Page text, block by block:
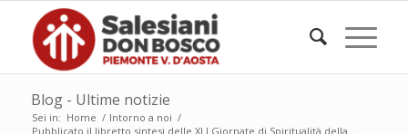
Blog - Ultime notizie
Sei in: Home / Intorno a noi /
Pubblicato il libretto sintesi delle XLI Giornate di Spiritualità della ...